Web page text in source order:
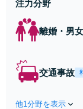
注力分野
離婚・男
交通事故
他1分野を表示